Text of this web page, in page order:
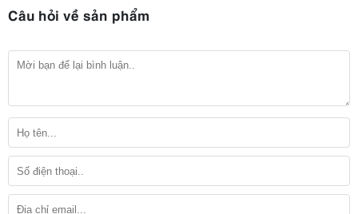
Câu hỏi về sản phẩm